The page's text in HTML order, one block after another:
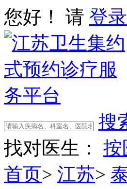
您好！ 请 登录
搜
找对医生：
按
首页> 江苏>